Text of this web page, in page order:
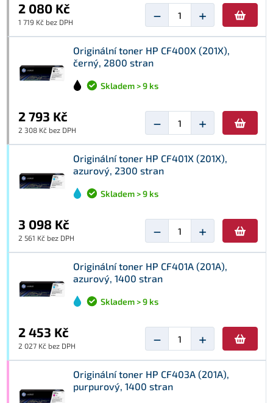
2 080 Kč
1 719 Kč bez DPH − +
Originální toner HP CF400X (201X),
černý, 2800 stran
Skladem > 9 ks
2 793 Kč
2 308 Kč bez DPH − +
Originální toner HP CF401X (201X),
azurový, 2300 stran
Skladem > 9 ks
3 098 Kč
2 561 Kč bez DPH − +
Originální toner HP CF401A (201A),
azurový, 1400 stran
Skladem > 9 ks
2 453 Kč
2 027 Kč bez DPH − +
Originální toner HP CF403A (201A),
purpurový, 1400 stran